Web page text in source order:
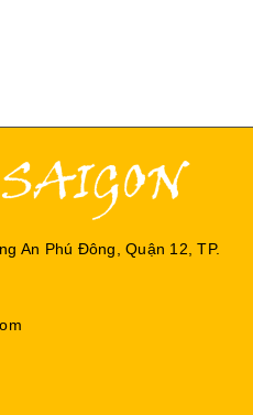
An Phú Đông, Quận 12, TP.